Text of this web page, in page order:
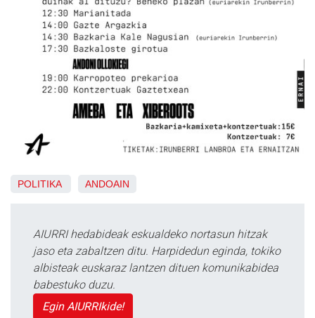
POLITIKA ANDOAIN
AIURRI hedabideak eskualdeko nortasun hitzak
jaso eta zabaltzen ditu. Harpidedun eginda, tokiko
albisteak euskaraz lantzen dituen komunikabidea
babestuko duzu.
Egin AIURRIkide!